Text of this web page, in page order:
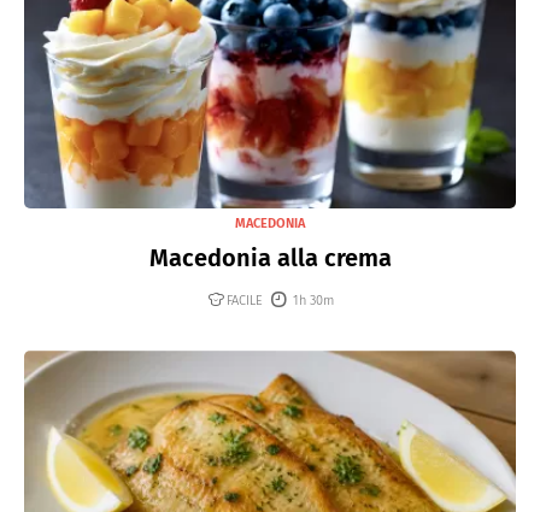
MACEDONIA
Macedonia alla crema
FACILE 1h 30m